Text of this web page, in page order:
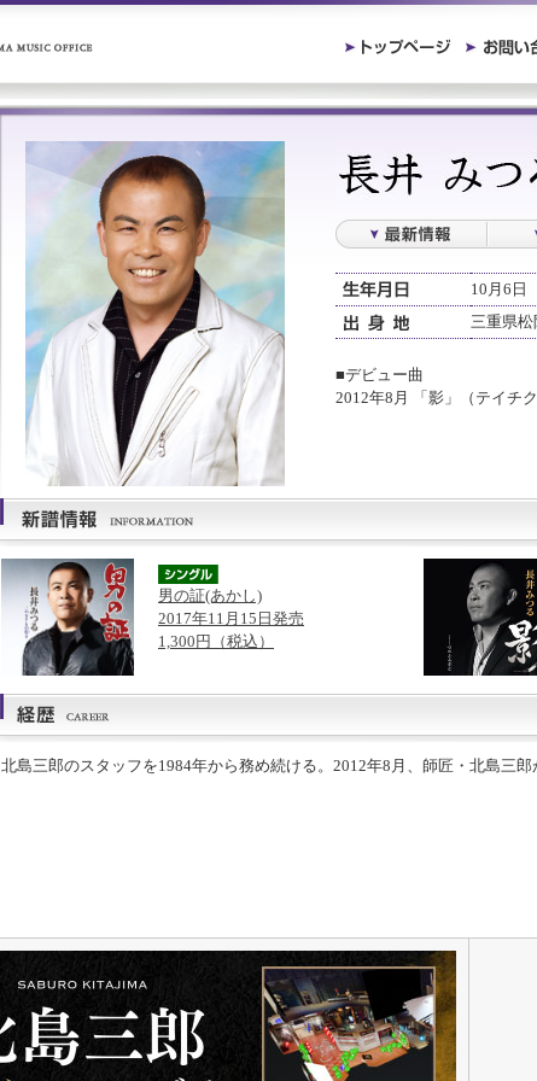
10月6日
三重県松
■デビュー曲
2012年8月 「影」（テイチ
男の証(あかし)
2017年11月15日発売
1,300円（税込）
北島三郎のスタッフを1984年から務め続ける。2012年8月、師匠・北島三郎